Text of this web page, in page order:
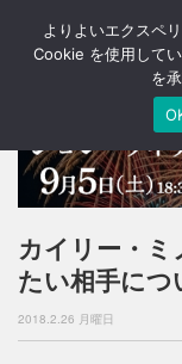
カイリー・
たい相手につ
2018.2.26 月曜日
よりよいエクスペ
Cookie を使用して
を